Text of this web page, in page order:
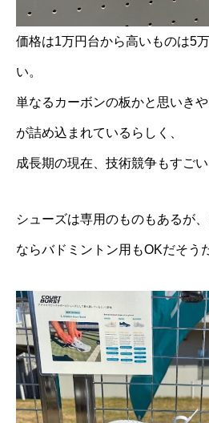
価格は1万円台から高いものは5
い。
単なるカーボンの板かと思いき
が詰め込まれているらしく、
成長期の現在、技術競争もすごい
シューズは専用のものもあるが
ならバドミントン用もOKだそう